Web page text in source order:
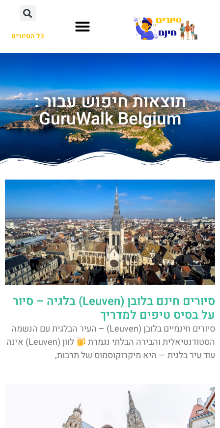
כל הסיורים
תוצאות חיפוש עבור :
GuruWalk Belgium
סיורים חינם בלובן (Leuven) בלגיה – סיור
על בסיס טיפים למדריך
סיורים חינמיים בלובן (Leuven) – העיר הבלגית עם הנשמה
הסטודנטיאלית והבירה הבלתי נגמרת
לוון (Leuven) אינה
עוד עיר בלגית — היא מיקרוקוסמוס של תרבות,